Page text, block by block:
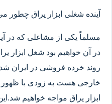
آینده شغلی ابزار یراق چطور
مسلماً یکی از مشاغلی که در
در آن خواهیم بود شغل ابزار
روند خرده فروشی در ایران
خارجی هست به زودی با ظهور
ابزار یراق مواجه خواهیم